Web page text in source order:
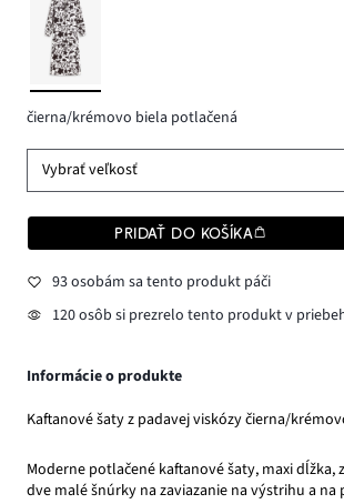
čierna/krémovo biela potlačená
Vybrať veľkosť
PRIDAŤ DO KOŠÍKA
93 osobám sa tento produkt páči
120 osôb si prezrelo tento produkt v
Informácie o produkte
Kaftanové šaty z padavej viskózy čierna/
Moderne potlačené kaftanové šaty, maxi dĺžka,
dve malé šnúrky na zaviazanie na výstrihu a na